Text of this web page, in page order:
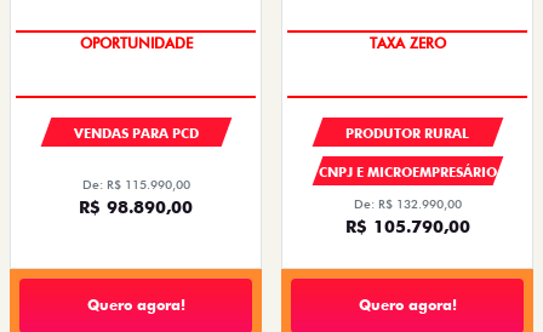
OPORTUNIDADE
VENDAS PARA PCD
De: R$ 115.990,00
R$ 98.890,00
Quero agora!
TAXA ZERO
PRODUTOR RURAL
CNPJ E MICROEMPRESÁRIO
De: R$ 132.990,00
R$ 105.790,00
Quero agora!